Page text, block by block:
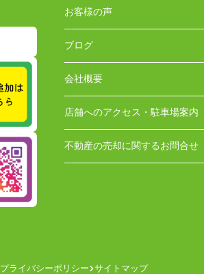
お客様の声
ブログ
会社概要
店舗へのアクセス・駐車場案内
不動産の売却に関するお問合せ
プライバシーポリシー サイトマップ